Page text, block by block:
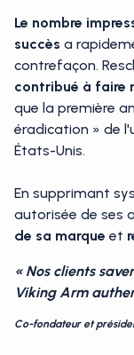
Le nombre
succès a
contrefaçon.
contribué à faire
que la première
éradication » de
États-Unis.
En supprimant
autorisée de ses
de sa marque et
« Nos clients
Viking Arm
Co-fondateur et